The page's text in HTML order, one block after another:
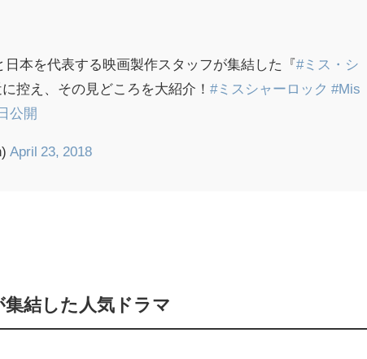
日本を代表する映画製作スタッフが集結した『#ミス・シ
に控え、その見どころを大紹介！#ミスシャーロック #Mis
公開
April 23, 2018
結した人気ドラマ